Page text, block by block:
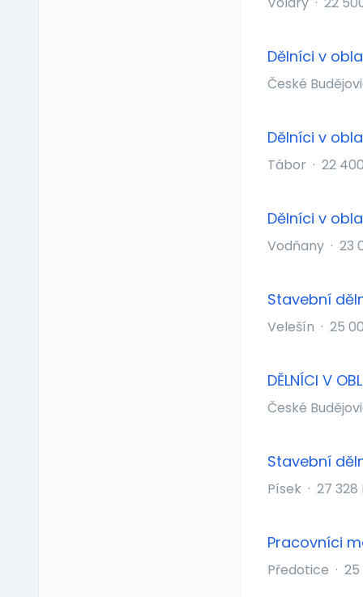
Dělníci v
České
Dělníci v
Tábor · 22
Dělníci v
Vodňany · 23
Stavební
Velešín · 25
DĚLNÍCI V
České
Stavební
Písek · 27 328
Pracovníci
Předotice · 25